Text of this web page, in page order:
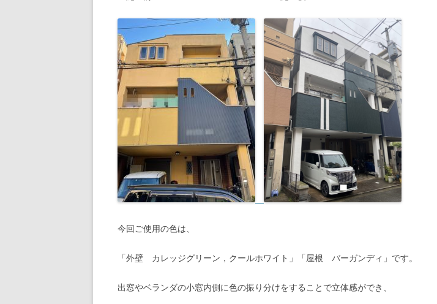
今回ご使用の色は、
「外壁 カレッジグリーン，クールホワイト」「屋根 バーガンディ」です。
出窓やベランダの小窓内側に色の振り分けをすることで立体感ができ、